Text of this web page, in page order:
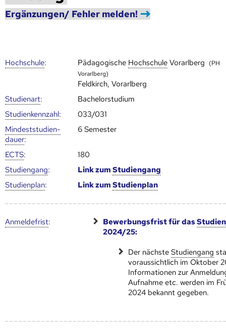
Ergänzungen/ Fehler melden!
Hoch­schule: Pädagogische Hoch­schule Vorarlberg
(PH
Vorarlberg)
Feldkirch, Vorarlberg
Studienart:
Bachelorstudium
Studien­kenn­zahl:
033/031
Mindest­studien­
dauer:
6 Semester
ECTS:
180
Studien­gang: Link zumStudien­gang
Studien­plan: Link zumStudien­plan
Anmelde­frist: Bewerbungsfrist für das
2024/25:
Der nächsteStudien­gang
voraussichtlich im Oktober
Informationen zur
Aufnahme etc. werden im
2024 bekannt gegeben.